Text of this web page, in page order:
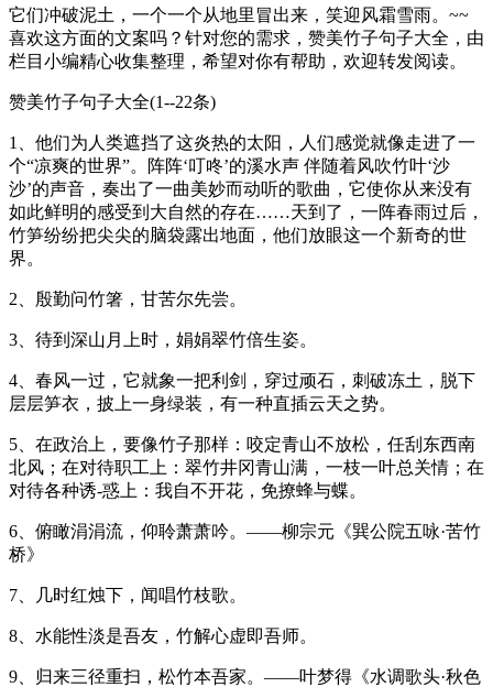
它们冲破泥土，一个一个从地里冒出来，笑迎风霜雪雨。~~
喜欢这方面的文案吗？针对您的需求，赞美竹子句子大全，由
栏目小编精心收集整理，希望对你有帮助，欢迎转发阅读。
赞美竹子句子大全(1--22条)
1、他们为人类遮挡了这炎热的太阳，人们感觉就像走进了一
个“凉爽的世界”。阵阵‘叮咚’的溪水声 伴随着风吹竹叶‘沙
沙’的声音，奏出了一曲美妙而动听的歌曲，它使你从来没有
如此鲜明的感受到大自然的存在……天到了，一阵春雨过后，
竹笋纷纷把尖尖的脑袋露出地面，他们放眼这一个新奇的世
界。
2、殷勤问竹箸，甘苦尔先尝。
3、待到深山月上时，娟娟翠竹倍生姿。
4、春风一过，它就象一把利剑，穿过顽石，刺破冻土，脱下
层层笋衣，披上一身绿装，有一种直插云天之势。
5、在政治上，要像竹子那样：咬定青山不放松，任刮东西南
北风；在对待职工上：翠竹井冈青山满，一枝一叶总关情；在
对待各种诱-惑上：我自不开花，免撩蜂与蝶。
6、俯瞰涓涓流，仰聆萧萧吟。——柳宗元《巽公院五咏·苦竹
桥》
7、几时红烛下，闻唱竹枝歌。
8、水能性淡是吾友，竹解心虚即吾师。
9、归来三径重扫，松竹本吾家。——叶梦得《水调歌头·秋色